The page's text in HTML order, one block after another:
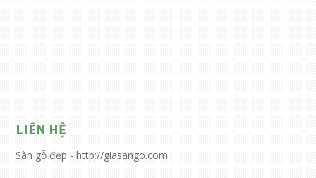
LIÊN HỆ
Sàn gỗ đẹp - http://giasango.com